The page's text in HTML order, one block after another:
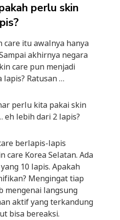
perlu skin
care itu awalnya hanya
akhirnya negara
care pun menjadi
Ratusan …
perlu kita pakai skin
eh lebih dari 2 lapis?
berlapis-lapis
care Korea Selatan. Ada
10 lapis. Apakah
Mengingat tiap
mengenai langsung
aktif yang terkandung
bisa bereaksi.